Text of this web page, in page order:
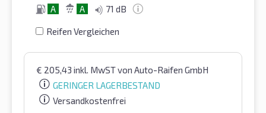
A A 71 dB
Reifen Vergleichen
€ 205,43 inkl. MwSTvon Auto-Raifen GmbH
GERINGER LAGERBESTAND
Versandkostenfrei